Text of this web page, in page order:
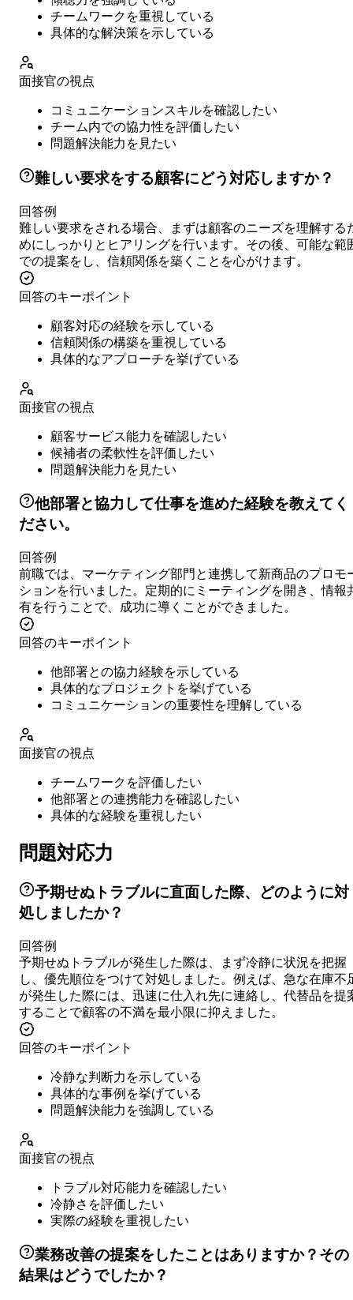
チームワークを重視している
具体的な解決策を示している
面接官の視点
コミュニケーションスキルを確認したい
チーム内での協力性を評価したい
問題解決能力を見たい
難しい要求をする顧客にどう対応しますか？
回答例
難しい要求をされる場合、まずは顧客のニーズを理解する
めにしっかりとヒアリングを行います。その後、可能な範
での提案をし、信頼関係を築くことを心がけます。
回答のキーポイント
顧客対応の経験を示している
信頼関係の構築を重視している
具体的なアプローチを挙げている
面接官の視点
顧客サービス能力を確認したい
候補者の柔軟性を評価したい
問題解決能力を見たい
他部署と協力して仕事を進めた経験を教えてく
ださい。
回答例
前職では、マーケティング部門と連携して新商品のプロモ
ションを行いました。定期的にミーティングを開き、情報
有を行うことで、成功に導くことができました。
回答のキーポイント
他部署との協力経験を示している
具体的なプロジェクトを挙げている
コミュニケーションの重要性を理解している
面接官の視点
チームワークを評価したい
他部署との連携能力を確認したい
具体的な経験を重視したい
問題対応力
予期せぬトラブルに直面した際、どのように対
処しましたか？
回答例
予期せぬトラブルが発生した際は、まず冷静に状況を把握
し、優先順位をつけて対処しました。例えば、急な在庫不
が発生した際には、迅速に仕入れ先に連絡し、代替品を提
することで顧客の不満を最小限に抑えました。
回答のキーポイント
冷静な判断力を示している
具体的な事例を挙げている
問題解決能力を強調している
面接官の視点
トラブル対応能力を確認したい
冷静さを評価したい
実際の経験を重視したい
業務改善の提案をしたことはありますか？その
結果はどうでしたか？